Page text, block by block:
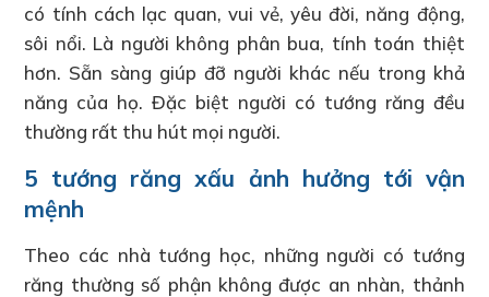
có tính cách lạc quan, vui vẻ, yêu đời, năng động,
sôi nổi. Là người không phân bua, tính toán thiệt
hơn. Sẵn sàng giúp đỡ người khác nếu trong khả
năng của họ. Đặc biệt người có tướng răng đều
thường rất thu hút mọi người.
5 tướng răng xấu ảnh hưởng tới vận
mệnh
Theo các nhà tướng học, những người có tướng
răng thường số phận không được an nhàn, thảnh